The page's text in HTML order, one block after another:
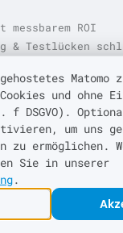
ROI
& Testlücken
& Legacy-
Matomo
Cookies und ohne
um uns
zu ermöglichen.
Sie in unserer
.